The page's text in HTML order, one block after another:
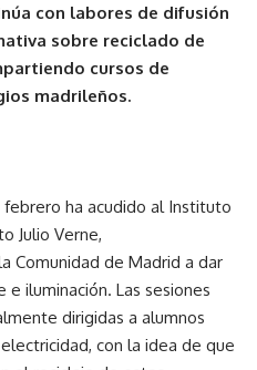
con labores de difusión
sobre reciclado de
cursos de
madrileños.
ha acudido al Instituto
Julio Verne,
Comunidad de Madrid a dar
iluminación. Las sesiones
dirigidas a alumnos
con la idea de que